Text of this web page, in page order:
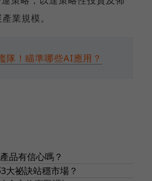
業規模。
隊！瞄準哪些AI應用？
品有信心嗎？
大祕訣站穩市場？